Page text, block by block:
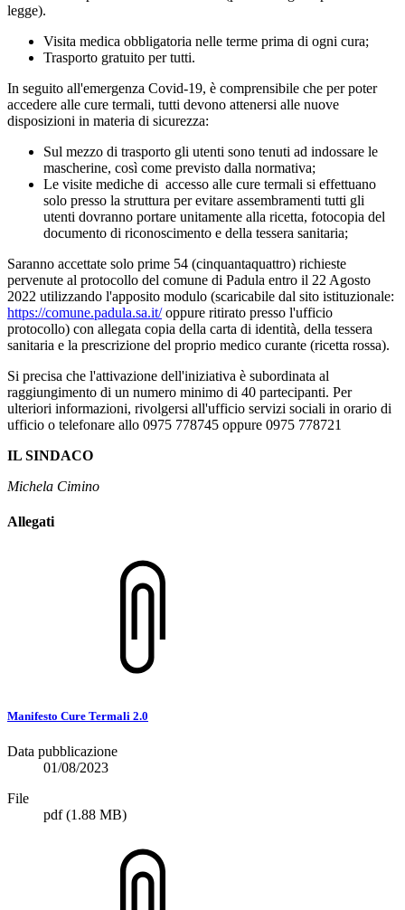
legge).
Visita medica obbligatoria nelle terme prima di ogni cura;
Trasporto gratuito per tutti.
In seguito all'emergenza Covid-19, è comprensibile che per poter
accedere alle cure termali, tutti devono attenersi alle nuove
disposizioni in materia di sicurezza:
Sul mezzo di trasporto gli utenti sono tenuti ad indossare le
mascherine, così come previsto dalla normativa;
Le visite mediche di accesso alle cure termali si effettuano
solo presso la struttura per evitare assembramenti tutti gli
utenti dovranno portare unitamente alla ricetta, fotocopia del
documento di riconoscimento e della tessera sanitaria;
Saranno accettate solo prime 54 (cinquantaquattro) richieste
pervenute al protocollo del comune di Padula entro il 22 Agosto
2022 utilizzando l'apposito modulo (scaricabile dal sito istituzionale:
https://comune.padula.sa.it/oppure ritirato presso l'ufficio
protocollo) con allegata copia della carta di identità, della tessera
sanitaria e la prescrizione del proprio medico curante (ricetta rossa).
Si precisa che l'attivazione dell'iniziativa è subordinata al
raggiungimento di un numero minimo di 40 partecipanti. Per
ulteriori informazioni, rivolgersi all'ufficio servizi sociali in orario di
ufficio o telefonare allo 0975 778745 oppure 0975 778721
IL SINDACO
Michela Cimino
Allegati
Manifesto Cure Termali 2.0
Data pubblicazione
01/08/2023
File
pdf(1.88 MB)